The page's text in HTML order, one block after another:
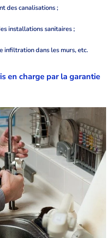
des canalisations ;
installations sanitaires ;
infiltration dans les murs, etc.
en charge par la garantie